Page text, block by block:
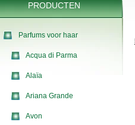
PRODUCTEN
Parfums voor haar
Acqua di Parma
Alaïa
Ariana Grande
Avon